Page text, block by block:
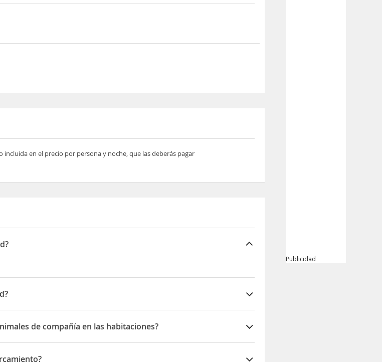
en el precio por persona y noche, que las deberás pagar
de compañía en las habitaciones?
de compañía en las habitaciones
Publicidad